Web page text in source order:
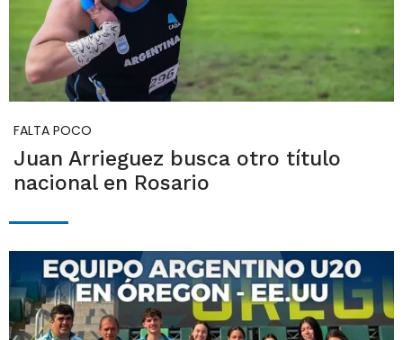
FALTA POCO
Juan Arrieguez busca otro título
nacional en Rosario